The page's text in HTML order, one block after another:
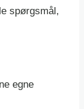
spørgsmål,
egne